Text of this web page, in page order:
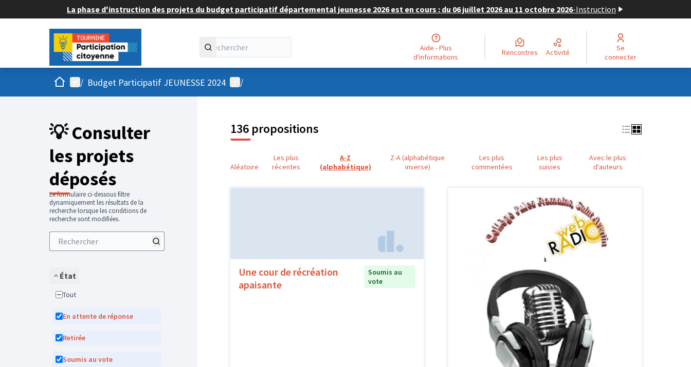
La phase d'instruction des projets du budget participatif départemental jeunesse 2026 est en cours : du 06 juillet 2026 au 11 octobre 2026-Instruction
Aide - Plus
d'informations
Rencontres Activité
Se
connecter
AccueilMenu principal
/ Budget Participatif JEUNESSE 2024 Menu utilisateur
/
💡 Consulter
les projets
déposés
Le formulaire ci-dessous filtre
dynamiquement les résultats de la
recherche lorsque les conditions de
recherche sont modifiées.
État
Tout
En attente de réponse
Retirée
Soumis au vote
136 propositions
Aléatoire
Les plus
récentes
A-Z
(alphabétique)
Z-A (alphabétique
inverse)
Les plus
commentées
Les plus
suivies
Avec le plus
d'auteurs
Une cour de récréation
apaisante
Soumis au
vote